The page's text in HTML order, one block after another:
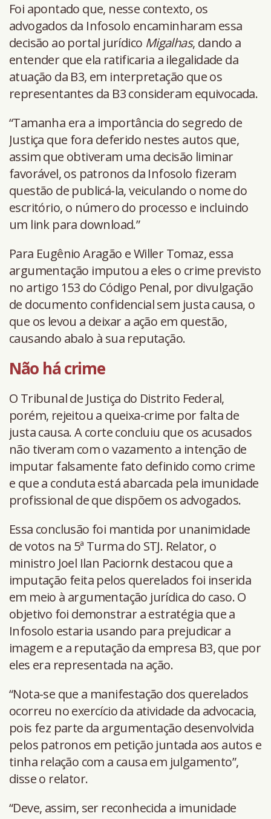
Foi apontado que, nesse contexto, os
advogados da Infosolo encaminharam essa
decisão ao portal jurídico Migalhas, dando a
entender que ela ratificaria a ilegalidade da
atuação da B3, em interpretação que os
representantes da B3 consideram equivocada.
“Tamanha era a importância do segredo de
Justiça que fora deferido nestes autos que,
assim que obtiveram uma decisão liminar
favorável, os patronos da Infosolo fizeram
questão de publicá-la, veiculando o nome do
escritório, o número do processo e incluindo
um link para download.”
Para Eugênio Aragão e Willer Tomaz, essa
argumentação imputou a eles o crime previsto
no artigo 153 do Código Penal, por divulgação
de documento confidencial sem justa causa, o
que os levou a deixar a ação em questão,
causando abalo à sua reputação.
Não há crime
O Tribunal de Justiça do Distrito Federal,
porém, rejeitou a queixa-crime por falta de
justa causa. A corte concluiu que os acusados
não tiveram com o vazamento a intenção de
imputar falsamente fato definido como crime
e que a conduta está abarcada pela imunidade
profissional de que dispõem os advogados.
Essa conclusão foi mantida por unanimidade
de votos na 5ª Turma do STJ. Relator, o
ministro Joel Ilan Paciornk destacou que a
imputação feita pelos querelados foi inserida
em meio à argumentação jurídica do caso. O
objetivo foi demonstrar a estratégia que a
Infosolo estaria usando para prejudicar a
imagem e a reputação da empresa B3, que por
eles era representada na ação.
“Nota-se que a manifestação dos querelados
ocorreu no exercício da atividade da advocacia,
pois fez parte da argumentação desenvolvida
pelos patronos em petição juntada aos autos e
tinha relação com a causa em julgamento”,
disse o relator.
“Deve, assim, ser reconhecida a imunidade